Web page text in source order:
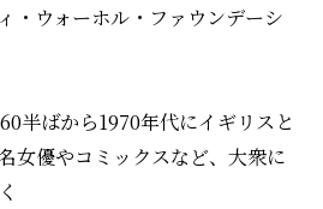
・ウォーホル・ファウンデーシ
半ばから1970年代にイギリスと
女優やコミックスなど、大衆に